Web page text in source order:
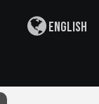
English